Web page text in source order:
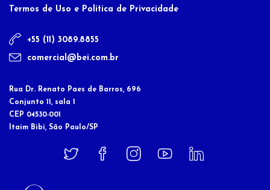
Termos de Uso e Política de Privacidade
+55 (11) 3089.8855
comercial@bei.com.br
Rua Dr. Renato Paes de Barros, 696
Conjunto 11, sala 1
CEP 04530-001
Itaim Bibi, São Paulo/SP